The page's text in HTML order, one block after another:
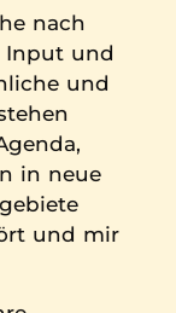
nach
Input und
und
in neue
und mir